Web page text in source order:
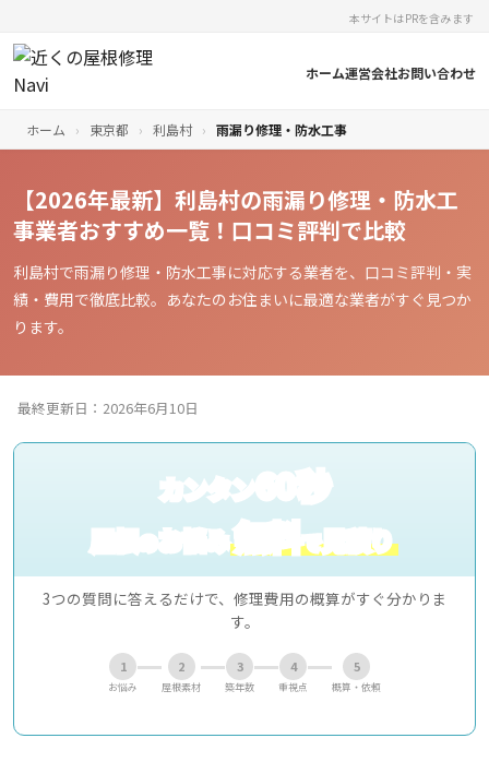
本サイトはPRを含みます
ホーム運営会社お問い合わせ
ホーム › 東京都 › 利島村 › 雨漏り修理・防水工事
【2026年最新】利島村の雨漏り修理・防水工
事業者おすすめ一覧！口コミ評判で比較
利島村で雨漏り修理・防水工事に対応する業者を、口コミ評判・実
績・費用で徹底比較。あなたのお住まいに最適な業者がすぐ見つか
ります。
最終更新日：2026年6月10日
カンタン60秒
屋根のお悩み無料で見積り
3つの質問に答えるだけで、修理費用の概算がすぐ分かりま
す。
1
お悩み
2
屋根素材
3
築年数
4
重視点
5
概算・依頼